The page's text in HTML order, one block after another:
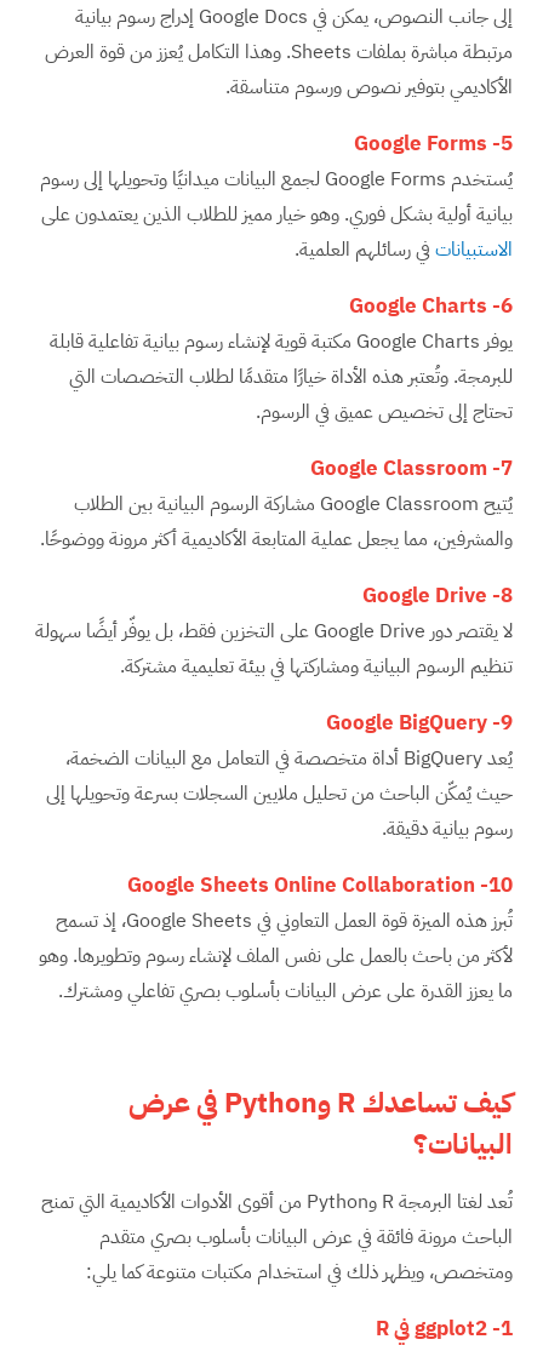
إلى جانب النصوص، يمكن في Google Docs إدراج رسوم بيانية
مرتبطة مباشرة بملفات Sheets. وهذا التكامل يُعزز من قوة العرض
الأكاديمي بتوفير نصوص ورسوم متناسقة.
5-
Google Forms
يُستخدم Google Forms لجمع البيانات ميدانيًا وتحويلها إلى رسوم
بيانية أولية بشكل فوري. وهو خيار مميز للطلاب الذين يعتمدون على
الاستبيانات في رسائلهم العلمية.
6-
Google Charts
يوفر Google Charts مكتبة قوية لإنشاء رسوم بيانية تفاعلية قابلة
للبرمجة. وتُعتبر هذه الأداة خيارًا متقدمًا لطلاب التخصصات التي
تحتاج إلى تخصيص عميق في الرسوم.
7-
Google Classroom
يُتيح Google Classroom مشاركة الرسوم البيانية بين الطلاب
والمشرفين، مما يجعل عملية المتابعة الأكاديمية أكثر مرونة ووضوحًا.
8-
Google Drive
لا يقتصر دور Google Drive على التخزين فقط، بل يوفّر أيضًا سهولة
تنظيم الرسوم البيانية ومشاركتها في بيئة تعليمية مشتركة.
9-
Google BigQuery
يُعد BigQuery أداة متخصصة في التعامل مع البيانات الضخمة،
حيث يُمكّن الباحث من تحليل ملايين السجلات بسرعة وتحويلها إلى
رسوم بيانية دقيقة.
10-
Google Sheets Online Collaboration
تُبرز هذه الميزة قوة العمل التعاوني في Google Sheets، إذ تسمح
لأكثر من باحث بالعمل على نفس الملف لإنشاء رسوم وتطويرها. وهو
ما يعزز القدرة على عرض البيانات بأسلوب بصري تفاعلي ومشترك.
كيف تساعدك وPythonفي عرض
البيانات؟
تُعد لغتا البرمجة R وPython من أقوى الأدوات الأكاديمية التي تمنح
الباحث مرونة فائقة في عرض البيانات بأسلوب بصري متقدم
ومتخصص، ويظهر ذلك في استخدام مكتبات متنوعة كما يلي:
1-
ggplot2في